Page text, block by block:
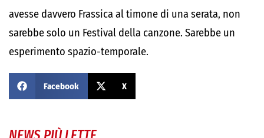
avesse davvero Frassica al timone di una serata, non
sarebbe solo un Festival della canzone. Sarebbe un
esperimento spazio-temporale.
Facebook X